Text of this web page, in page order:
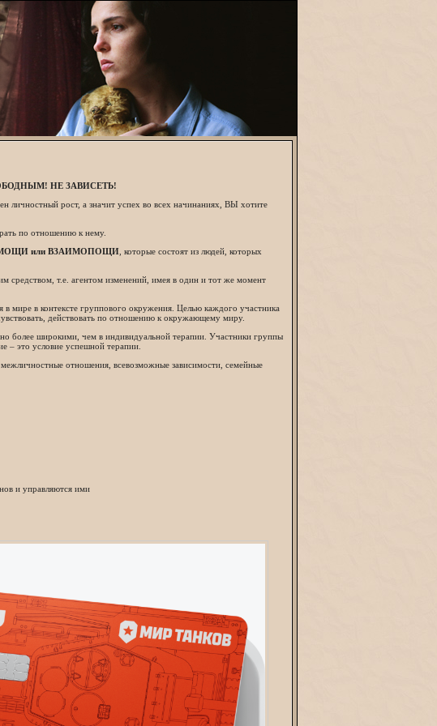
НЕ ЗАВИСЕТЬ!
рост, а значит успех во всех начинаниях, ВЫ хотите
по отношению к нему.
или ВЗАИМОПОЩИ , которые состоят из людей, которых
средством, т.е. агентом изменений, имея в один и тот же момент
мире в контексте группового окружения. Целью каждого участника
действовать по отношению к окружающему миру.
более широкими, чем в индивидуальной терапии. Участники группы
– это условие успешной терапии.
отношения, всевозможные зависимости, семейные
и управляются ими